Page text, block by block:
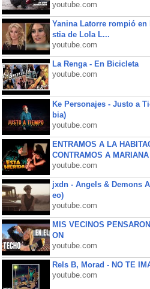
youtube.com
Yanina Latorre rompió
stia de Lola L...
youtube.com
La Renga - En Bicicleta
youtube.com
Ke Personajes - Justo a
bia)
youtube.com
ENTRAMOS A LA
CONTRAMOS A
youtube.com
jxdn - Angels & Demons
eo)
youtube.com
MIS VECINOS
ON
youtube.com
Rels B, Morad - NO TE
youtube.com